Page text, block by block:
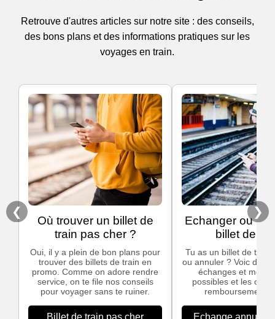
Retrouve d'autres articles sur notre site : des conseils,
des bons plans et des informations pratiques sur les
voyages en train.
❮
Où trouver un billet de
train pas cher ?
Oui, il y a plein de bon plans pour
trouver des billets de train en
promo. Comme on adore rendre
service, on te file nos conseils
pour voyager sans te ruiner.
Billet de train pas cher
Echanger ou
billet de
Tu as un billet de train
ou annuler ? Voic des
échanges et
possibles et les
remboursement
Echange
❯